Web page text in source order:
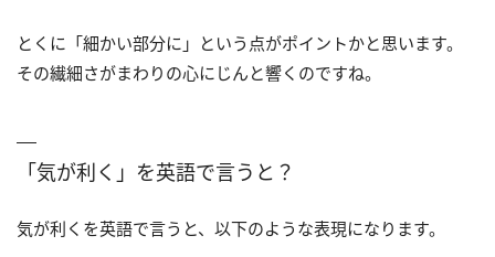
とくに「細かい部分に」という点がポイントかと思います。
その繊細さがまわりの心にじんと響くのですね。
「気が利く」を英語で言うと？
気が利くを英語で言うと、以下のような表現になります。